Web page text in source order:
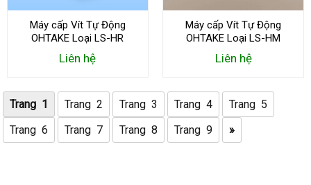
Máy cấp Vít Tự Động
OHTAKE Loại LS-HR
Liên hệ
Máy cấp Vít Tự Động
OHTAKE Loại LS-HM
Liên hệ
Trang 1 Trang 2 Trang 3 Trang 4
Trang 5
Trang 6
Trang 7 Trang 8 Trang 9 »